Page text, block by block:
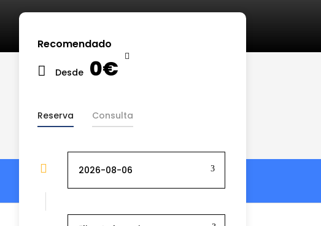
Recomendado
Desde 0€
Reserva Consulta